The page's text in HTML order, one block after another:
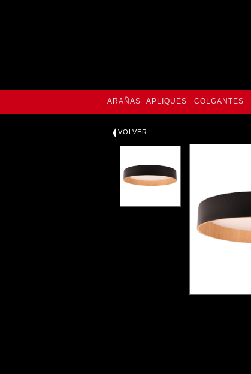
ARAÑAS APLIQUES COLGANTES
VOLVER